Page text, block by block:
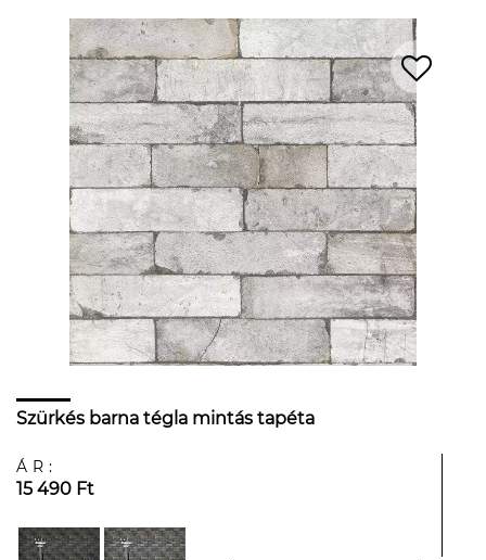
Szürkés barna tégla mintás tapéta
ÁR:
15 490 Ft